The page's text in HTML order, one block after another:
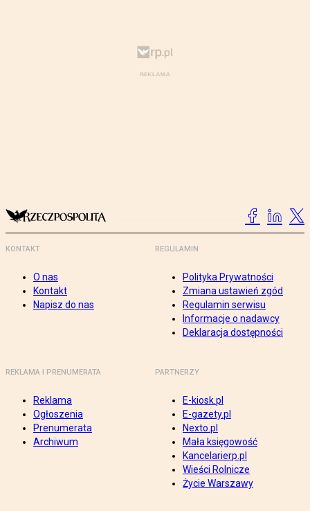
KONTAKT
O nas
Kontakt
Napisz do nas
REGULAMIN
Polityka Prywatności
Zmiana ustawień zgód
Regulamin serwisu
Informacje o nadawcy
Deklaracja dostępności
REKLAMA I PRENUMERATA
Reklama
Ogłoszenia
Prenumerata
Archiwum
PARTNERZY
E-kiosk.pl
E-gazety.pl
Nexto.pl
Mała księgowość
Kancelarierp.pl
Wieści Rolnicze
Życie Warszawy